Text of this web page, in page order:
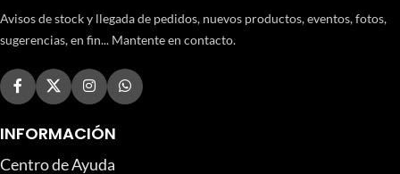
Avisos de stock y llegada de pedidos, nuevos productos, eventos, fotos,
sugerencias, en fin... Mantente en contacto.
INFORMACIÓN
Centro de Ayuda